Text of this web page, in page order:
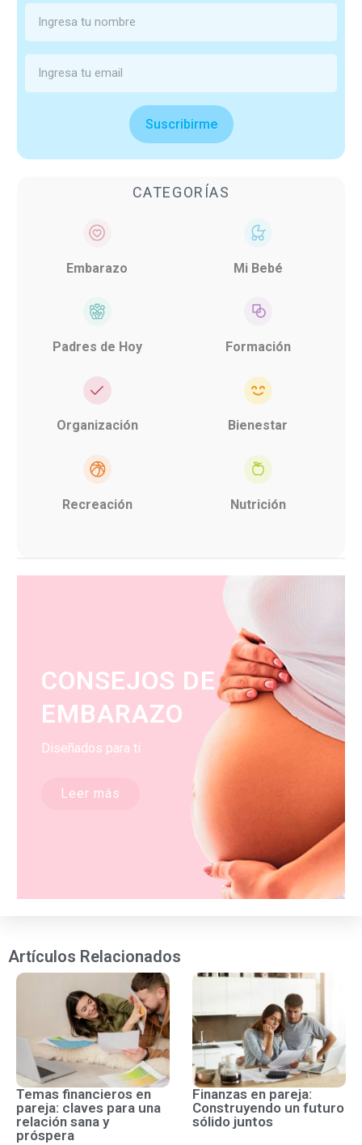
Suscribirme
CATEGORÍAS
Embarazo Mi Bebé
Padres de Hoy Formación
Organización Bienestar
Recreación Nutrición
CONSEJOS DE
EMBARAZO
Diseñados para ti
Leer más
Artículos Relacionados
Temas financieros en
pareja: claves para una
relación sana y
próspera
Finanzas en pareja:
Construyendo un futuro
sólido juntos